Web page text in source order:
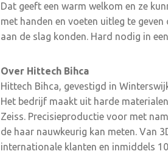
Dat geeft een warm welkom en ze
met handen en voeten uitleg te
aan de slag konden. Hard nodig in
Over Hittech Bihca
Hittech Bihca, gevestigd in
Het bedrijf maakt uit harde
Zeiss. Precisieproductie voor met
de haar nauwkeurig kan meten. Van
internationale klanten en inmiddels